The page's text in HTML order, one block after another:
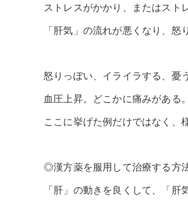
ストレスがかかり、またはスト
「肝気」の流れが悪くなり、怒
怒りっぽい、イライラする、憂
血圧上昇。どこかに痛みがある。
ここに挙げた例だけではなく、
◎漢方薬を服用して治療する方
「肝」の動きを良くして、「